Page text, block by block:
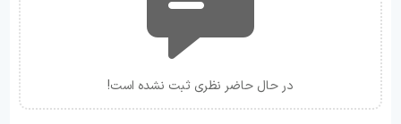
در حال حاضر نظری ثبت نشده است!